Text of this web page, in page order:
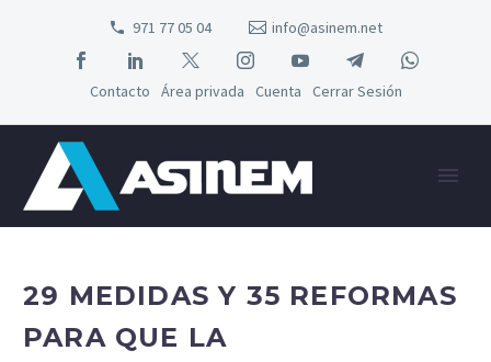
971 77 05 04 info@asinem.net
Contacto Área privada Cuenta Cerrar Sesión
29 MEDIDAS Y 35 REFORMAS
PARA QUE LA